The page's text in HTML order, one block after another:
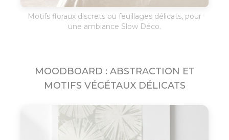
Motifs floraux discrets ou feuillages délicats, pour
une ambiance Slow Déco.
MOODBOARD : ABSTRACTION ET
MOTIFS VÉGÉTAUX DÉLICATS